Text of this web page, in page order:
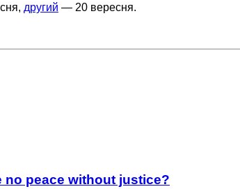
другий — 20 вересня.
no peace without justice?